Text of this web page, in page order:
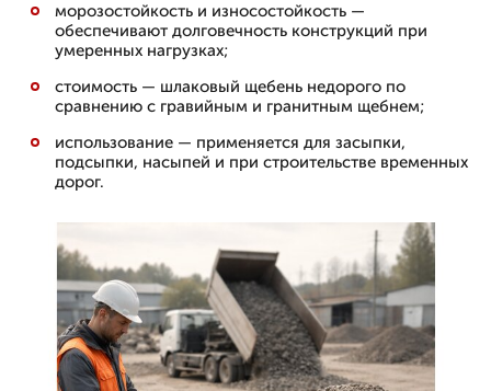
морозостойкость и износостойкость —
обеспечивают долговечность конструкций при
умеренных нагрузках;
стоимость — шлаковый щебень недорого по
сравнению с гравийным и гранитным щебнем;
использование — применяется для засыпки,
подсыпки, насыпей и при строительстве временных
дорог.